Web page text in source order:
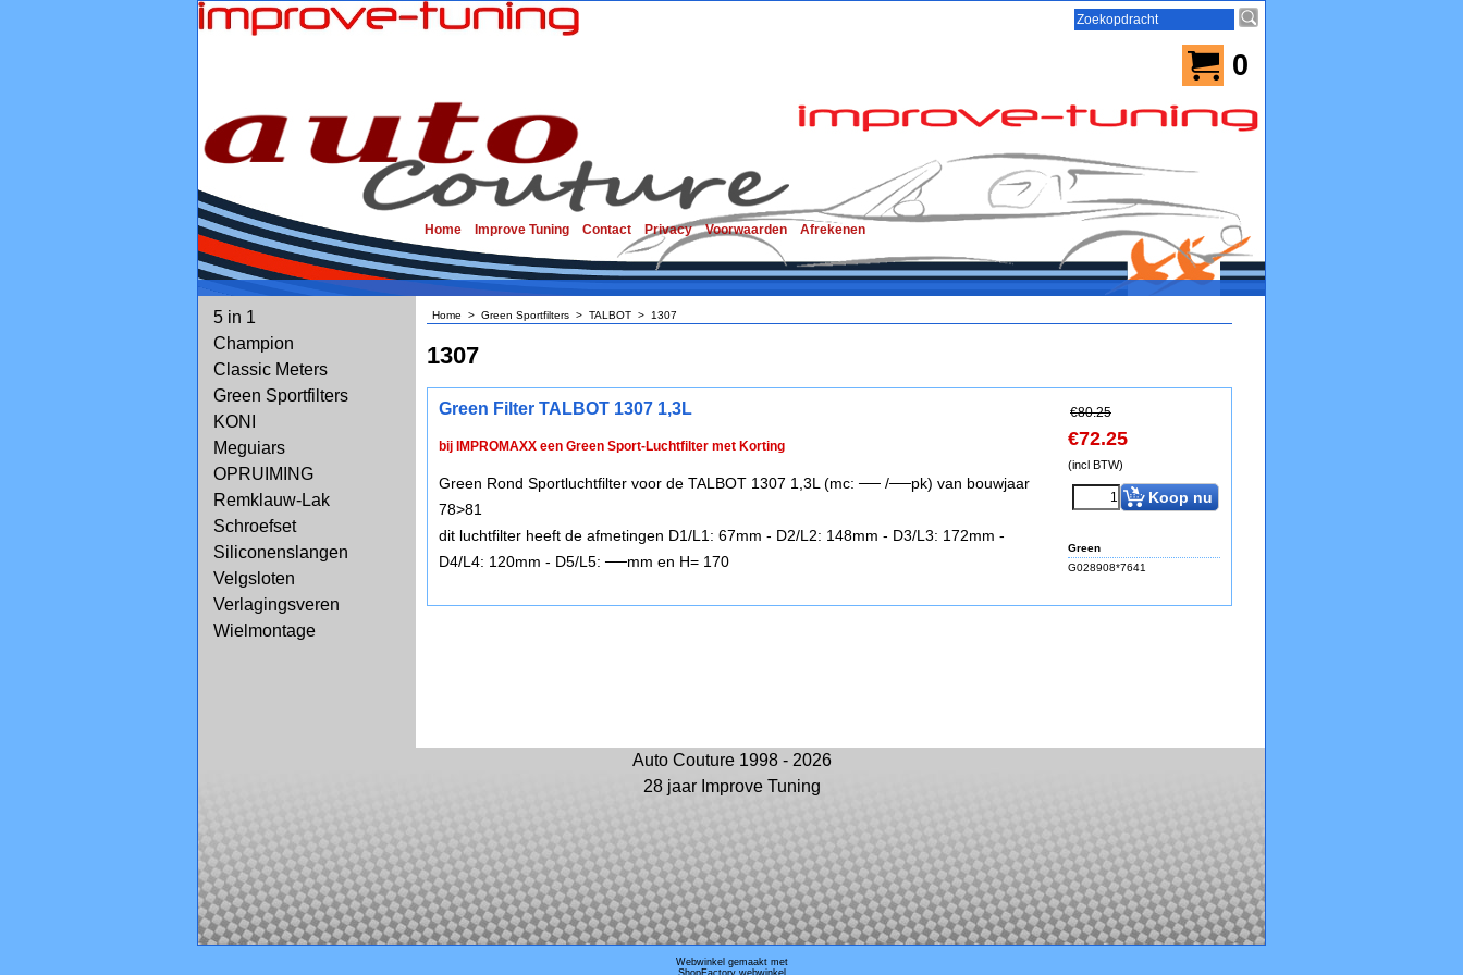
0
Home Improve Tuning Contact Privacy Voorwaarden Afrekenen
5 in 1
Champion
Classic Meters
Green Sportfilters
KONI
Meguiars
OPRUIMING
Remklauw-Lak
Schroefset
Siliconenslangen
Velgsloten
Verlagingsveren
Wielmontage
Home > Green Sportfilters > TALBOT > 1307
1307
€80.25
€72.25
(incl BTW)
Koop nu
Green
G028908*7641
Green Filter TALBOT 1307 1,3L
bij IMPROMAXX een Green Sport-Luchtfilter met Korting
Green Rond Sportluchtfilter voor de TALBOT 1307 1,3L (mc: ── /──pk) van bouwjaar
78>81
dit luchtfilter heeft de afmetingen D1/L1: 67mm - D2/L2: 148mm - D3/L3: 172mm -
D4/L4: 120mm - D5/L5: ──mm en H= 170
Auto Couture 1998 - 2026
28 jaar Improve Tuning
Webwinkel gemaakt met
ShopFactory webwinkel